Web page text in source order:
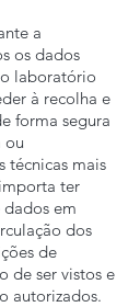
a
os dados
laboratório
à recolha e
forma segura
ou
técnicas mais
ter
em
dos
de
de ser vistos e
autorizados.